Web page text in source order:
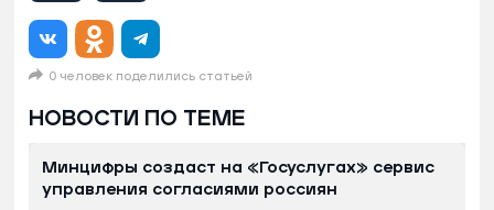
0 человек поделились статьей
НОВОСТИ ПО ТЕМЕ
Минцифры создаст на «Госуслугах» сервис
управления согласиями россиян